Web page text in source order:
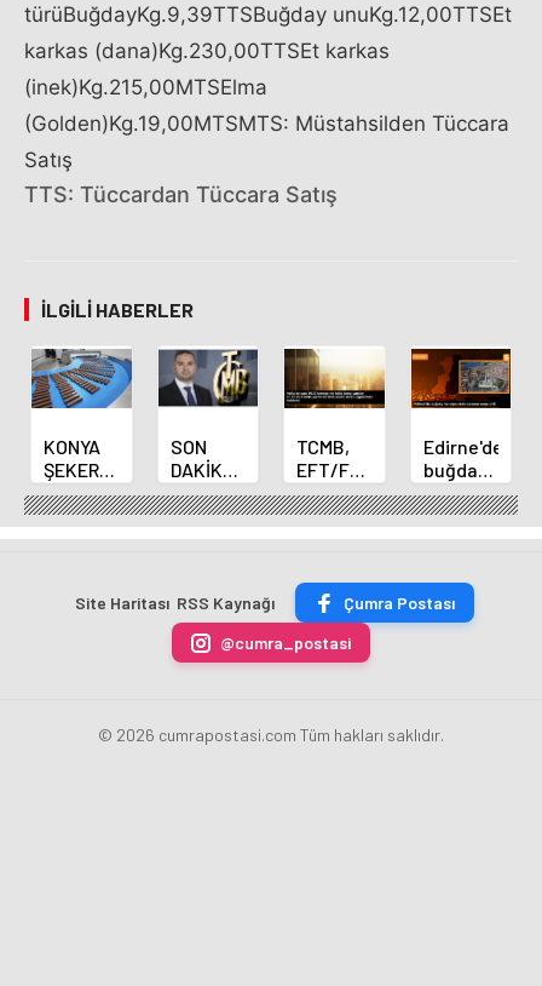
türüBuğdayKg.9,39TTSBuğday unuKg.12,00TTSEt
karkas (dana)Kg.230,00TTSEt karkas
(inek)Kg.215,00MTSElma
(Golden)Kg.19,00MTSMTS: Müstahsilden Tüccara
Satış
TTS: Tüccardan Tüccara Satış
İLGILI HABERLER
KONYA
ŞEKER
YILLIK 7
BİN 500
TON
ÜRETİLECEK
SON
DAKİKA
HABERİ:
Yeni
Merkez
Fatih
Karahan
oldu
TCMB,
EFT/FAST
işlemleri
için
fazla
uygulamasını
kaldırdı
Edirne'de
buğday
ve arpa
ekim
sezonu
erdi
Site Haritası RSS Kaynağı
Çumra Postası
@cumra_postasi
© 2026 cumrapostasi.com Tüm hakları saklıdır.